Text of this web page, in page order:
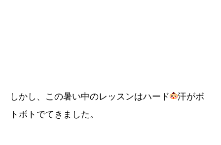
しかし、この暑い中のレッスンはハード
汗がボ
トボトでてきました。